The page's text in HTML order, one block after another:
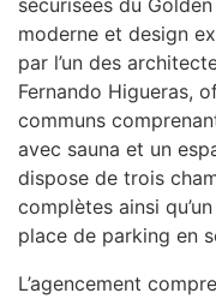
sécurisées du
moderne et design
par l’un des
Fernando Higueras,
communs
avec sauna et un
dispose de trois
complètes ainsi
place de parking en
L’agencement